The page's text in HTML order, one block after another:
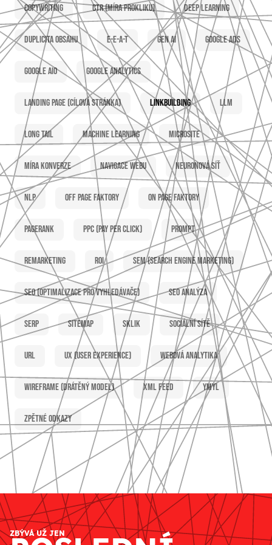
Copywriting CTR (míra prokliku) Deep learning
Duplicita obsahu E-E-A-T Gen AI Google Ads
Google AIO Google Analytics
Landing page (cílová stránka) Linkbuilding LLM
Long tail Machine learning Microsite
Míra konverze Navigace webu Neuronová síť
NLP Off page faktory On page faktory
PageRank PPC (Pay per click) Prompt
Remarketing ROI SEM (Search Engine Marketing)
SEO (optimalizace pro vyhledávače) SEO analýza
SERP Sitemap Sklik Sociální sítě
URL UX (user experience) Webová analytika
Wireframe (drátěný model) XML feed YMYL
Zpětné odkazy
ZBÝVÁ UŽ JEN